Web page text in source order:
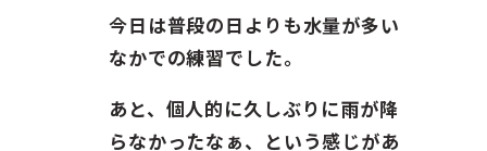
お問い合わせ
ENGLISH
今日は普段の日よりも水量が多い
なかでの練習でした。
あと、個人的に久しぶりに雨が降
らなかったなぁ、という感じがあ